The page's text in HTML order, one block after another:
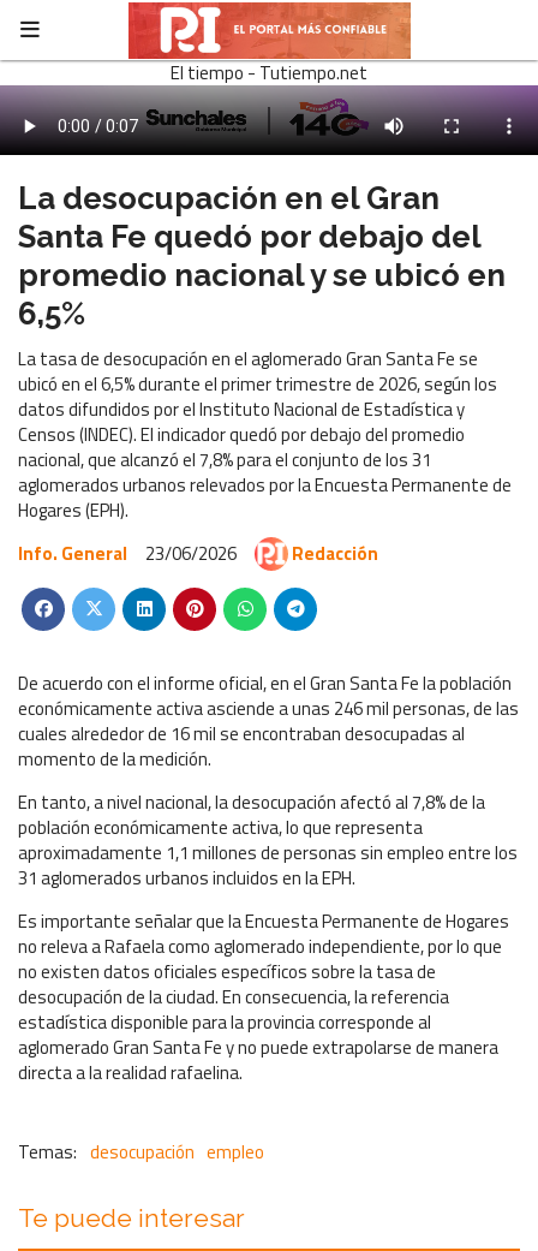
El tiempo - Tutiempo.net
La desocupación en el Gran
Santa Fe quedó por debajo del
promedio nacional y se ubicó en
6,5%
La tasa de desocupación en el aglomerado Gran Santa Fe se
ubicó en el 6,5% durante el primer trimestre de 2026, según los
datos difundidos por el Instituto Nacional de Estadística y
Censos (INDEC). El indicador quedó por debajo del promedio
nacional, que alcanzó el 7,8% para el conjunto de los 31
aglomerados urbanos relevados por la Encuesta Permanente de
Hogares (EPH).
Info. General
23/06/2026 Redacción
De acuerdo con el informe oficial, en el Gran Santa Fe la población
económicamente activa asciende a unas 246 mil personas, de las
cuales alrededor de 16 mil se encontraban desocupadas al
momento de la medición.
En tanto, a nivel nacional, la desocupación afectó al 7,8% de la
población económicamente activa, lo que representa
aproximadamente 1,1 millones de personas sin empleo entre los
31 aglomerados urbanos incluidos en la EPH.
Es importante señalar que la Encuesta Permanente de Hogares
no releva a Rafaela como aglomerado independiente, por lo que
no existen datos oficiales específicos sobre la tasa de
desocupación de la ciudad. En consecuencia, la referencia
estadística disponible para la provincia corresponde al
aglomerado Gran Santa Fe y no puede extrapolarse de manera
directa a la realidad rafaelina.
desocupación empleo
Te puede interesar